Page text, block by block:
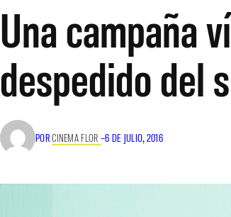
Una campaña
despedido del
PORCINEMA FLOR –6 DE JULIO, 2016